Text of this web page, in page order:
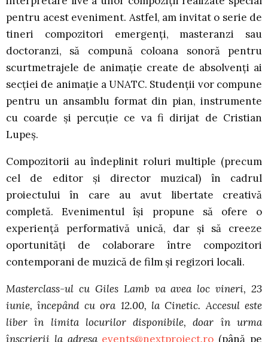
pentru acest eveniment. Astfel, am invitat o serie de
tineri compozitori emergenți, masteranzi sau
doctoranzi, să compună coloana sonoră pentru
scurtmetrajele de animație create de absolvenți ai
secției de animație a UNATC. Studenții vor compune
pentru un ansamblu format din pian, instrumente
cu coarde și percuție ce va fi dirijat de Cristian
Lupeș.
Compozitorii au îndeplinit roluri multiple (precum
cel de editor și director muzical) în cadrul
proiectului în care au avut libertate creativă
completă. Evenimentul își propune să ofere o
experiență performativă unică, dar și să creeze
oportunități de colaborare între compozitori
contemporani de muzică de film și regizori locali.
Masterclass-ul cu Giles Lamb va avea loc vineri, 23
iunie, începând cu ora 12.00, la Cinetic. Accesul este
liber în limita locurilor disponibile, doar în urma
înscrierii la adresa events@nextproject.ro (până pe